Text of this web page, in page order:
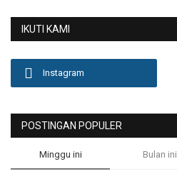
Olahraga
Pendidikan
Opini
Foto & Video
IKUTI KAMI
Instagram
POSTINGAN POPULER
Minggu ini Bulan ini